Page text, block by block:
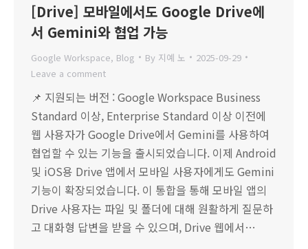
[Drive] 모바일에서도 Google Drive에
서 Gemini와 협업 가능
Google Workspace, Blog By 지예 노
2025-09-29
Leave a comment
📌 지원되는 버전 : Google Workspace Business
Standard 이상, Enterprise Standard 이상 이전에
웹 사용자가 Google Drive에서 Gemini를 사용하여
협업할 수 있는 기능을 출시되었습니다. 이제 Android
및 iOS용 Drive 앱에서 모바일 사용자에게도 Gemini
기능이 확장되었습니다. 이 통합을 통해 모바일 앱의
Drive 사용자는 파일 및 폴더에 대해 원활하게 질문하
고 대화형 답변을 받을 수 있으며, Drive 웹에서…